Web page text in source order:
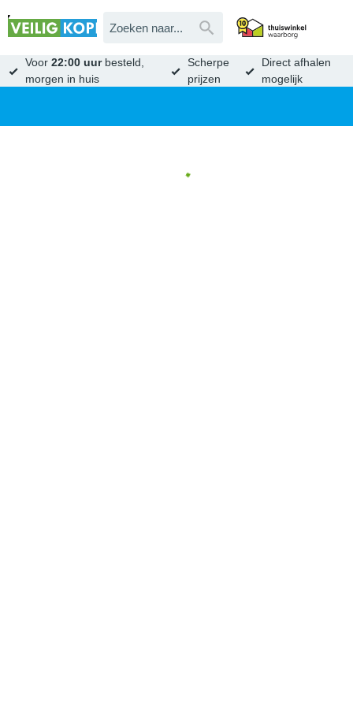
Voor22:00 uurbesteld,
morgen in huis
Scherpe
prijzen
Direct afhalen
mogelijk